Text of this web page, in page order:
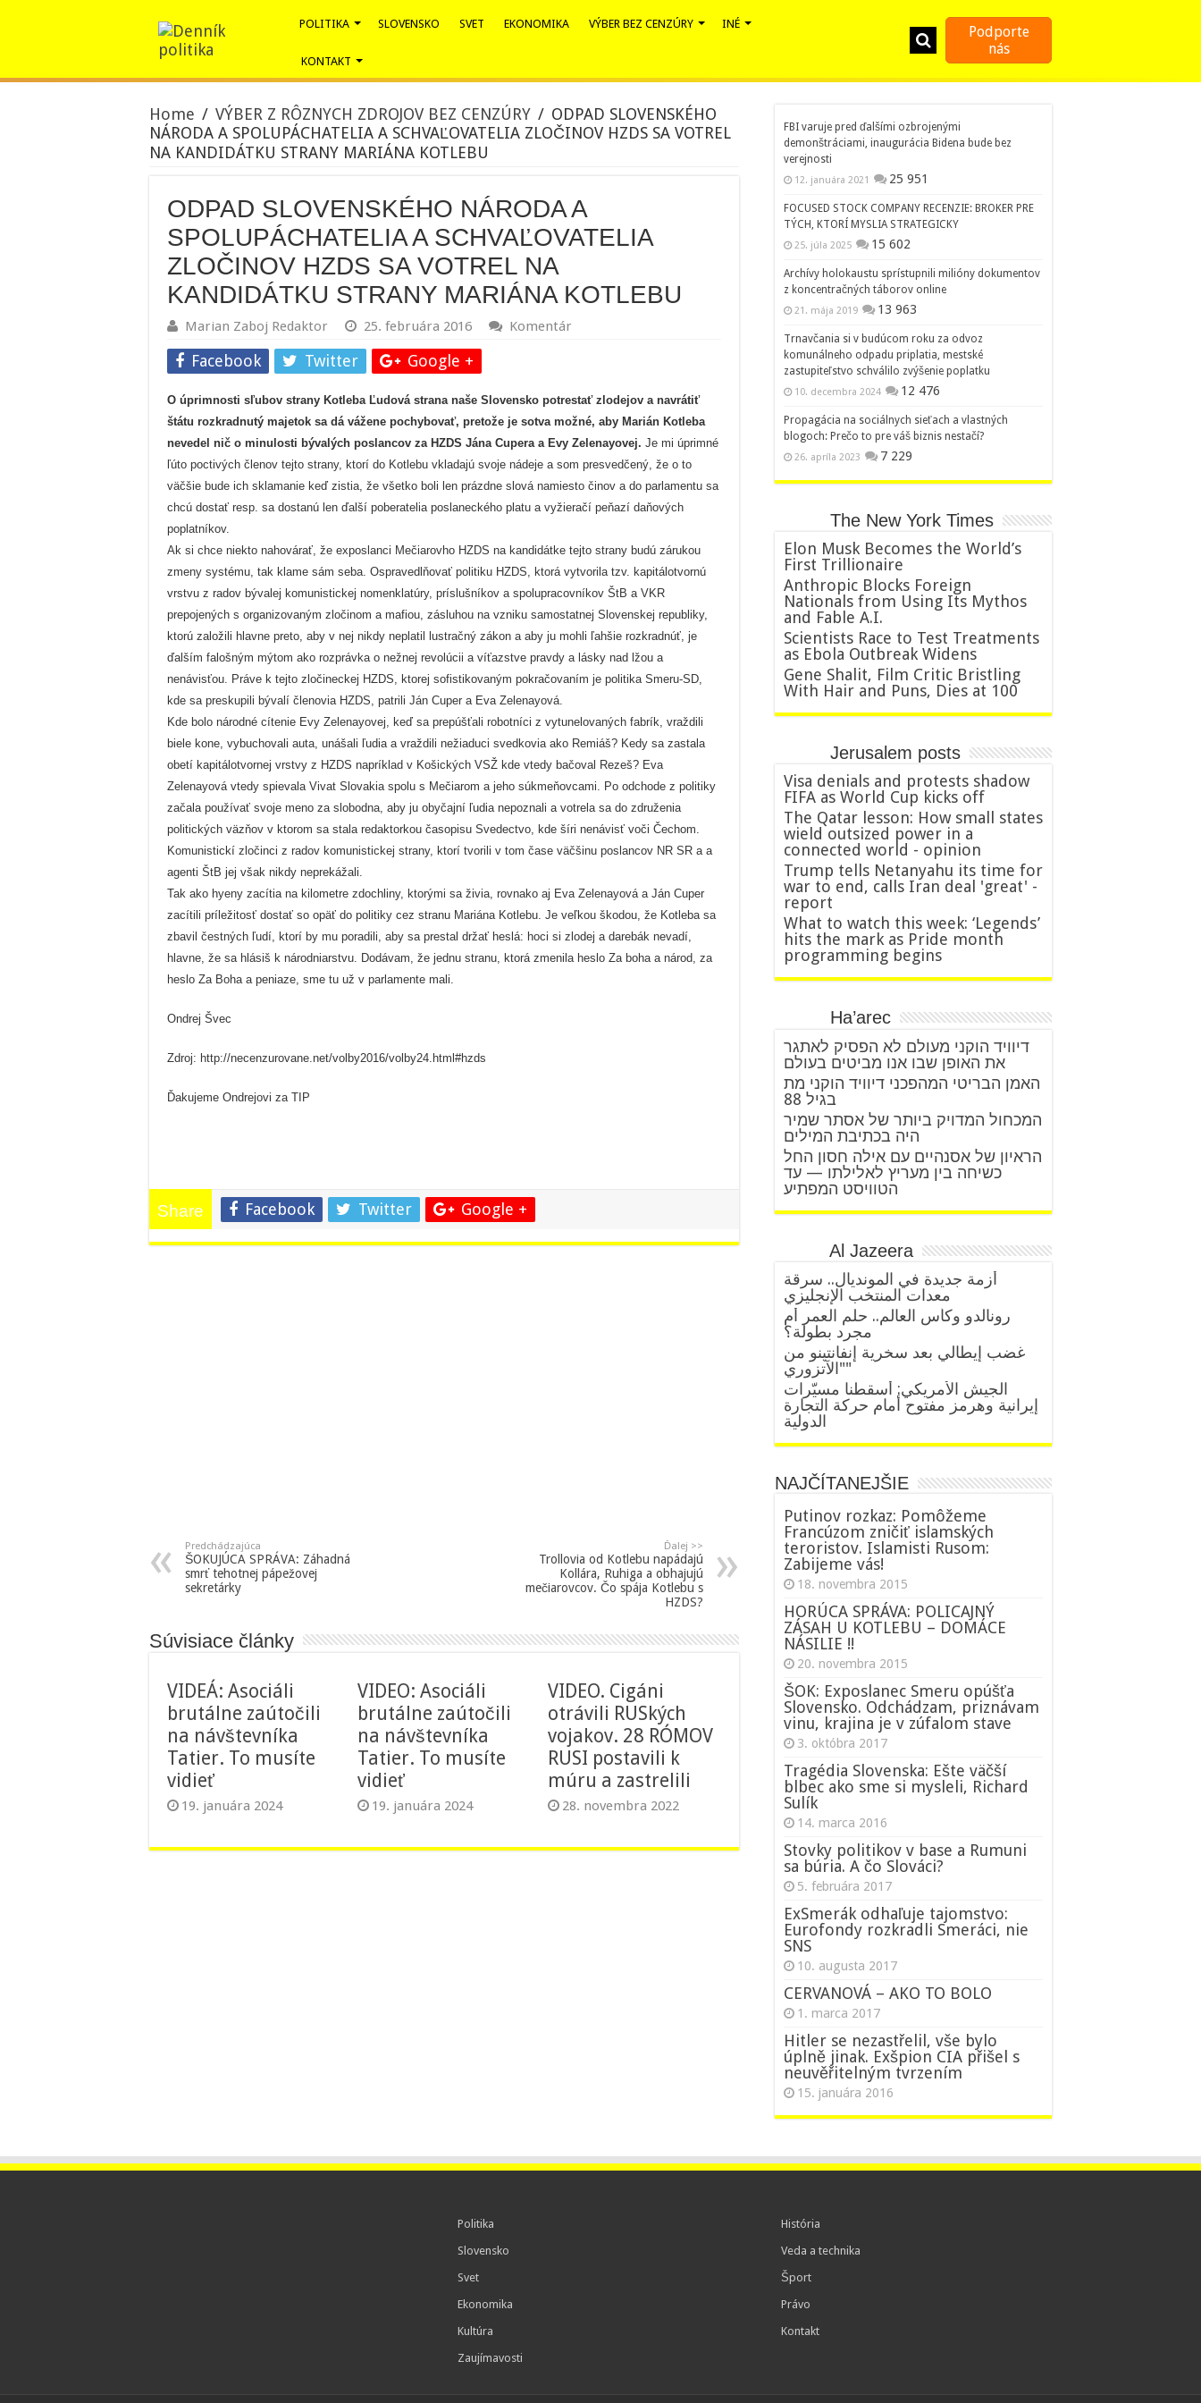
POLITIKA SLOVENSKO SVET EKONOMIKA VÝBER BEZ CENZÚRY INÉ
KONTAKT
Podporte
nás
Home / VÝBER Z RÔZNYCH ZDROJOV BEZ CENZÚRY / ODPAD SLOVENSKÉHO
NÁRODA A SPOLUPÁCHATELIA A SCHVAĽOVATELIA ZLOČINOV HZDS SA VOTREL
NA KANDIDÁTKU STRANY MARIÁNA KOTLEBU
ODPAD SLOVENSKÉHO NÁRODA A
SPOLUPÁCHATELIA A SCHVAĽOVATELIA
ZLOČINOV HZDS SA VOTREL NA
KANDIDÁTKU STRANY MARIÁNA KOTLEBU
Marian Zaboj Redaktor 25. februára 2016 Komentár
Facebook Twitter Google +
O úprimnosti sľubov strany Kotleba Ľudová strana naše Slovensko potrestať zlodejov a navrátiť
štátu rozkradnutý majetok sa dá vážene pochybovať, pretože je sotva možné, aby Marián Kotleba
nevedel nič o minulosti bývalých poslancov za HZDS Jána Cupera a Evy Zelenayovej. Je mi úprimné
ľúto poctivých členov tejto strany, ktorí do Kotlebu vkladajú svoje nádeje a som presvedčený, že o to
väčšie bude ich sklamanie keď zistia, že všetko boli len prázdne slová namiesto činov a do parlamentu sa
chcú dostať resp. sa dostanú len ďalší poberatelia poslaneckého platu a vyžieračí peňazí daňových
poplatníkov.
Ak si chce niekto nahovárať, že exposlanci Mečiarovho HZDS na kandidátke tejto strany budú zárukou
zmeny systému, tak klame sám seba. Ospravedlňovať politiku HZDS, ktorá vytvorila tzv. kapitálotvornú
vrstvu z radov bývalej komunistickej nomenklatúry, príslušníkov a spolupracovníkov ŠtB a VKR
prepojených s organizovaným zločinom a mafiou, zásluhou na vzniku samostatnej Slovenskej republiky,
ktorú založili hlavne preto, aby v nej nikdy neplatil lustračný zákon a aby ju mohli ľahšie rozkradnúť, je
ďalším falošným mýtom ako rozprávka o nežnej revolúcii a víťazstve pravdy a lásky nad lžou a
nenávisťou. Práve k tejto zločineckej HZDS, ktorej sofistikovaným pokračovaním je politika Smeru-SD,
kde sa preskupili bývalí členovia HZDS, patrili Ján Cuper a Eva Zelenayová.
Kde bolo národné cítenie Evy Zelenayovej, keď sa prepúšťali robotníci z vytunelovaných fabrík, vraždili
biele kone, vybuchovali auta, unášali ľudia a vraždili nežiaduci svedkovia ako Remiáš? Kedy sa zastala
obetí kapitálotvornej vrstvy z HZDS napríklad v Košických VSŽ kde vtedy bačoval Rezeš? Eva
Zelenayová vtedy spievala Vivat Slovakia spolu s Mečiarom a jeho súkmeňovcami. Po odchode z politiky
začala používať svoje meno za slobodna, aby ju obyčajní ľudia nepoznali a votrela sa do združenia
politických väzňov v ktorom sa stala redaktorkou časopisu Svedectvo, kde šíri nenávisť voči Čechom.
Komunistickí zločinci z radov komunistickej strany, ktorí tvorili v tom čase väčšinu poslancov NR SR a a
agenti ŠtB jej však nikdy neprekážali.
Tak ako hyeny zacítia na kilometre zdochliny, ktorými sa živia, rovnako aj Eva Zelenayová a Ján Cuper
zacítili príležitosť dostať so opäť do politiky cez stranu Mariána Kotlebu. Je veľkou škodou, že Kotleba sa
zbavil čestných ľudí, ktorí by mu poradili, aby sa prestal držať heslá: hoci si zlodej a darebák nevadí,
hlavne, že sa hlásiš k národniarstvu. Dodávam, že jednu stranu, ktorá zmenila heslo Za boha a národ, za
heslo Za Boha a peniaze, sme tu už v parlamente mali.
Ondrej Švec
Zdroj: http://necenzurovane.net/volby2016/volby24.html#hzds
Ďakujeme Ondrejovi za TIP
Share Facebook Twitter Google +
Predchádzajúca
ŠOKUJÚCA SPRÁVA: Záhadná
smrť tehotnej pápežovej
sekretárky
Ďalej >>
Trollovia od Kotlebu napádajú
Kollára, Ruhiga a obhajujú
mečiarovcov. Čo spája Kotlebu s
HZDS?
Súvisiace články
VIDEÁ: Asociáli
brutálne zaútočili
na návštevníka
Tatier. To musíte
vidieť
19. januára 2024
VIDEO: Asociáli
brutálne zaútočili
na návštevníka
Tatier. To musíte
vidieť
19. januára 2024
VIDEO. Cigáni
otrávili RUSkých
vojakov. 28 RÓMOV
RUSI postavili k
múru a zastrelili
28. novembra 2022
FBI varuje pred ďalšími ozbrojenými
demonštráciami, inaugurácia Bidena bude bez
verejnosti
12. januára 2021 25 951
FOCUSED STOCK COMPANY RECENZIE: BROKER PRE
TÝCH, KTORÍ MYSLIA STRATEGICKY
25. júla 2025 15 602
Archívy holokaustu sprístupnili milióny dokumentov
z koncentračných táborov online
21. mája 2019 13 963
Trnavčania si v budúcom roku za odvoz
komunálneho odpadu priplatia, mestské
zastupiteľstvo schválilo zvýšenie poplatku
10. decembra 2024 12 476
Propagácia na sociálnych sieťach a vlastných
blogoch: Prečo to pre váš biznis nestačí?
26. apríla 2023 7 229
The New York Times
Elon Musk Becomes the World’s
First Trillionaire
Anthropic Blocks Foreign
Nationals from Using Its Mythos
and Fable A.I.
Scientists Race to Test Treatments
as Ebola Outbreak Widens
Gene Shalit, Film Critic Bristling
With Hair and Puns, Dies at 100
Jerusalem posts
Visa denials and protests shadow
FIFA as World Cup kicks off
The Qatar lesson: How small states
wield outsized power in a
connected world - opinion
Trump tells Netanyahu its time for
war to end, calls Iran deal 'great' -
report
What to watch this week: ‘Legends’
hits the mark as Pride month
programming begins
Ha’arec
דיוויד הוקני מעולם לא הפסיק לאתגר
את האופן שבו אנו מביטים בעולם
האמן הבריטי המהפכני דיוויד הוקני מת
בגיל 88
המכחול המדויק ביותר של אסתר שמיר
היה בכתיבת המילים
הראיון של אסנהיים עם אילה חסון החל
כשיחה בין מעריץ לאלילתו — עד
הטוויסט המפתיע
Al Jazeera
أزمة جديدة في المونديال.. سرقة
معدات المنتخب الإنجليزي
رونالدو وكأس العالم.. حلم العمر أم
مجرد بطولة؟
غضب إيطالي بعد سخرية إنفانتينو من
"الآتزوري"
الجيش الأمريكي: أسقطنا مسيّرات
إيرانية وهرمز مفتوح أمام حركة التجارة
الدولية
NAJČÍTANEJŠIE
Putinov rozkaz: Pomôžeme
Francúzom zničiť islamských
teroristov. Islamisti Rusom:
Zabijeme vás!
18. novembra 2015
HORÚCA SPRÁVA: POLICAJNÝ
ZÁSAH U KOTLEBU – DOMÁCE
NÁSILIE !!
20. novembra 2015
ŠOK: Exposlanec Smeru opúšťa
Slovensko. Odchádzam, priznávam
vinu, krajina je v zúfalom stave
3. októbra 2017
Tragédia Slovenska: Ešte väčší
blbec ako sme si mysleli, Richard
Sulík
14. marca 2016
Stovky politikov v base a Rumuni
sa búria. A čo Slováci?
5. februára 2017
ExSmerák odhaľuje tajomstvo:
Eurofondy rozkradli Smeráci, nie
SNS
10. augusta 2017
CERVANOVÁ – AKO TO BOLO
1. marca 2017
Hitler se nezastřelil, vše bylo
úplně jinak. Exšpion CIA přišel s
neuvěřitelným tvrzením
15. januára 2016
Politika
Slovensko
Svet
Ekonomika
Kultúra
Zaujímavosti
História
Veda a technika
Šport
Právo
Kontakt